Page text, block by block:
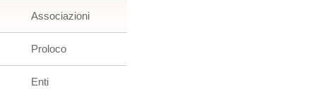
Associazioni
Proloco
Enti